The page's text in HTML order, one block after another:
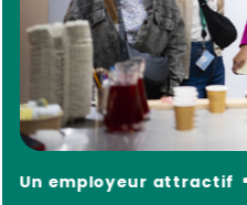
Un employeur attractif